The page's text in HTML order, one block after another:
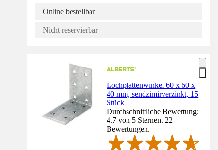
Online bestellbar
Nicht reservierbar
Lochplattenwinkel 60 x 60 x
40 mm, sendzimirverzinkt, 15
Stück
Durchschnittliche Bewertung:
4.7 von 5 Sternen. 22
Bewertungen.